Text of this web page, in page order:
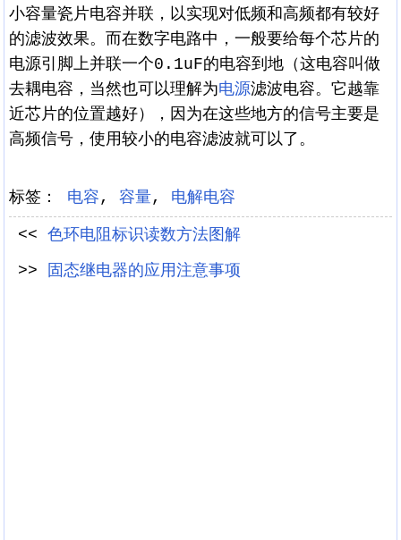
小容量瓷片电容并联，以实现对低频和高频都有较好
的滤波效果。而在数字电路中，一般要给每个芯片的
电源引脚上并联一个0.1uF的电容到地（这电容叫做
去耦电容，当然也可以理解为电源滤波电容。它越靠
近芯片的位置越好），因为在这些地方的信号主要是
高频信号，使用较小的电容滤波就可以了。
标签： 电容 , 容量, 电解电容
<< 色环电阻标识读数方法图解
>>
固态继电器的应用注意事项